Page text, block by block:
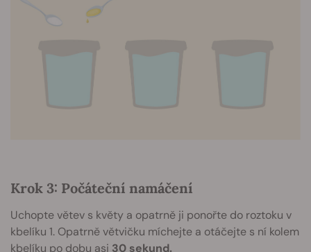
Krok 3: Počáteční namáčení
Uchopte větev s květy a opatrně ji ponořte do roztoku v
kbelíku 1. Opatrně větvičku míchejte a otáčejte s ní kolem
kbelíku po dobu asi 30 sekund.